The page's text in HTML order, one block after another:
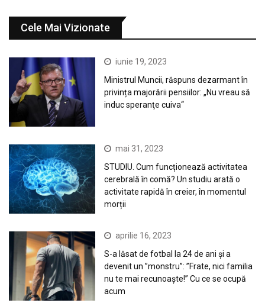
Cele Mai Vizionate
iunie 19, 2023
Ministrul Muncii, răspuns dezarmant în
privința majorării pensiilor: „Nu vreau să
induc speranţe cuiva“
mai 31, 2023
STUDIU. Cum funcționează activitatea
cerebrală în comă? Un studiu arată o
activitate rapidă în creier, în momentul
morții
aprilie 16, 2023
S-a lăsat de fotbal la 24 de ani și a
devenit un ”monstru”: ”Frate, nici familia
nu te mai recunoaște!” Cu ce se ocupă
acum